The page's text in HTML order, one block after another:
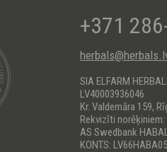
+371
SIA ELFARM
LV40003936046
Kr. Valdemāra 159,
Rekvizīti norēķiniem:
AS Swedbank
KONTS: